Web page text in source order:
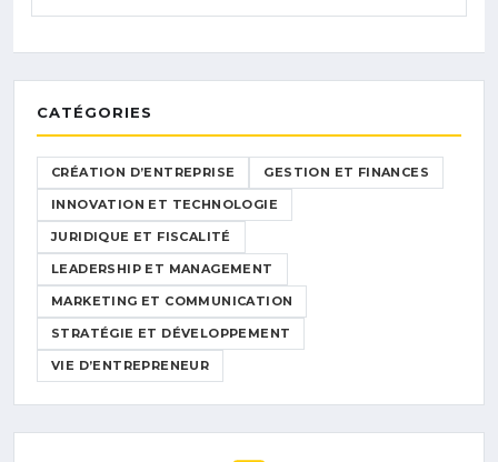
CATÉGORIES
CRÉATION D’ENTREPRISE GESTION ET FINANCES
INNOVATION ET TECHNOLOGIE
JURIDIQUE ET FISCALITÉ
LEADERSHIP ET MANAGEMENT
MARKETING ET COMMUNICATION
STRATÉGIE ET DÉVELOPPEMENT
VIE D’ENTREPRENEUR